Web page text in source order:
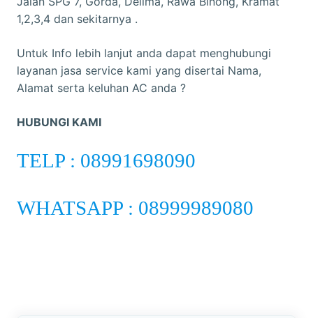
1,2,3,4 dan sekitarnya .
Untuk Info lebih lanjut anda dapat menghubungi
layanan jasa service kami yang disertai Nama,
Alamat serta keluhan AC anda ?
HUBUNGI KAMI
TELP : 08991698090
WHATSAPP : 08999989080